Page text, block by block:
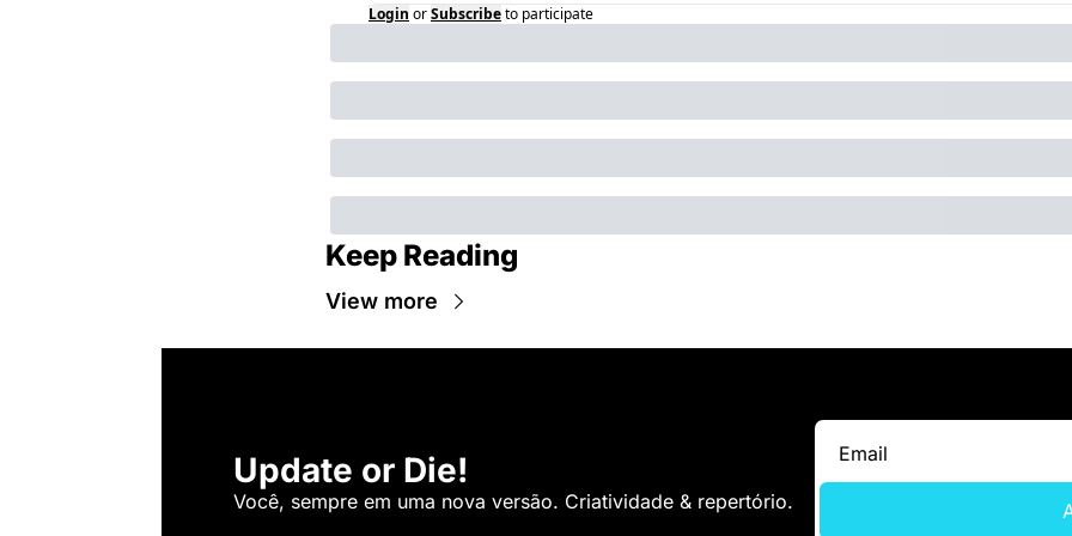
Login orSubscribeto participate
Keep Reading
View more
Update or Die!
Você, sempre em uma nova versão. Criatividade & repertório.